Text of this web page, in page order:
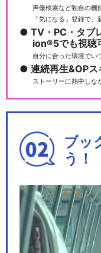
声優検索など独自の機
「気になる」登録で
TV・PC・タブ
ion®5でも視聴
自分に合った環境でい
連続再生&OP
ストーリーに熱中しな
ブッ
う！